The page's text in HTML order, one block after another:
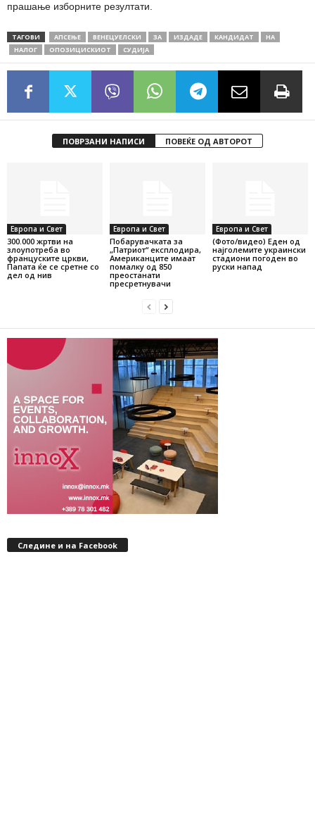
прашање изборните резултати.
ТАГОВИ АПСЕЊЕ ВЕНЕЦУЕЛСКИ ЗА ИЗДАДЕ КАНДИДАТ
НА
НАЛОГ
ОПОЗИЦИСКИОТ СУДИЈА
ПОВРЗАНИ НАПИСИ ПОВЕЌЕ ОД АВТОРОТ
Европа и Свет
300.000 жртви на
злоупотреба во
француските цркви,
Папата ќе се сретне со
дел од нив
Европа и Свет
Побарувачката за
„Патриот“ експлодира,
Американците имаат
помалку од 850
преостанати
пресретнувачи
Европа и Свет
(Фото/видео) Еден од
најголемите украински
стадиони погоден во
руски напад
Следине и на Facebook